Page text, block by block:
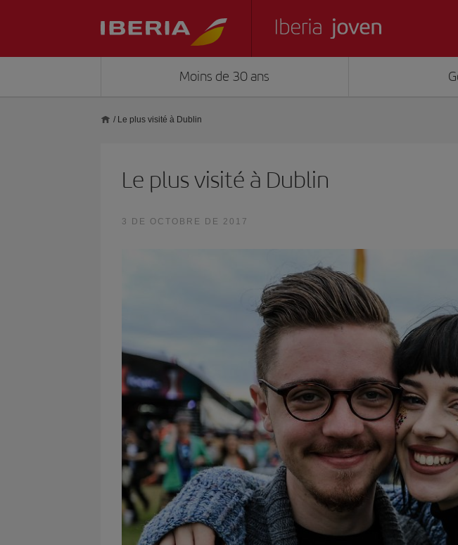
Moins de 30 ans
/ Le plus visité à Dublin
Le plus visité à Dublin
3 DE OCTOBRE DE 2017